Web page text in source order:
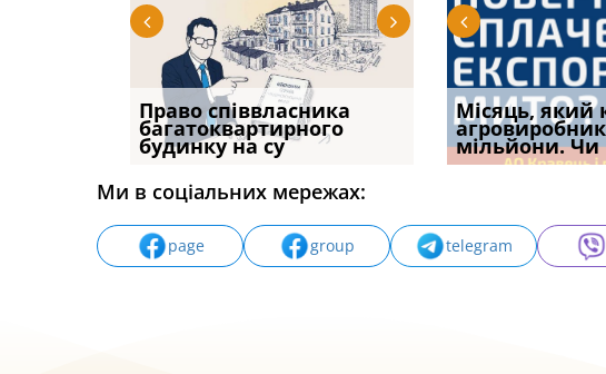
Право співвласника
багатоквартирного
будинку на су
Якщо суд
відшкодування
наявніс
ФУНДАМЕНТАЛЬНА
ПРОБЛЕМА «СУДОВОЇ
ПРАКТИКИ», АБО ПР
Місяць, який
мільйони. Чи
Чи
печатка у
правила
Ми в соціальних мережах:
page group telegram